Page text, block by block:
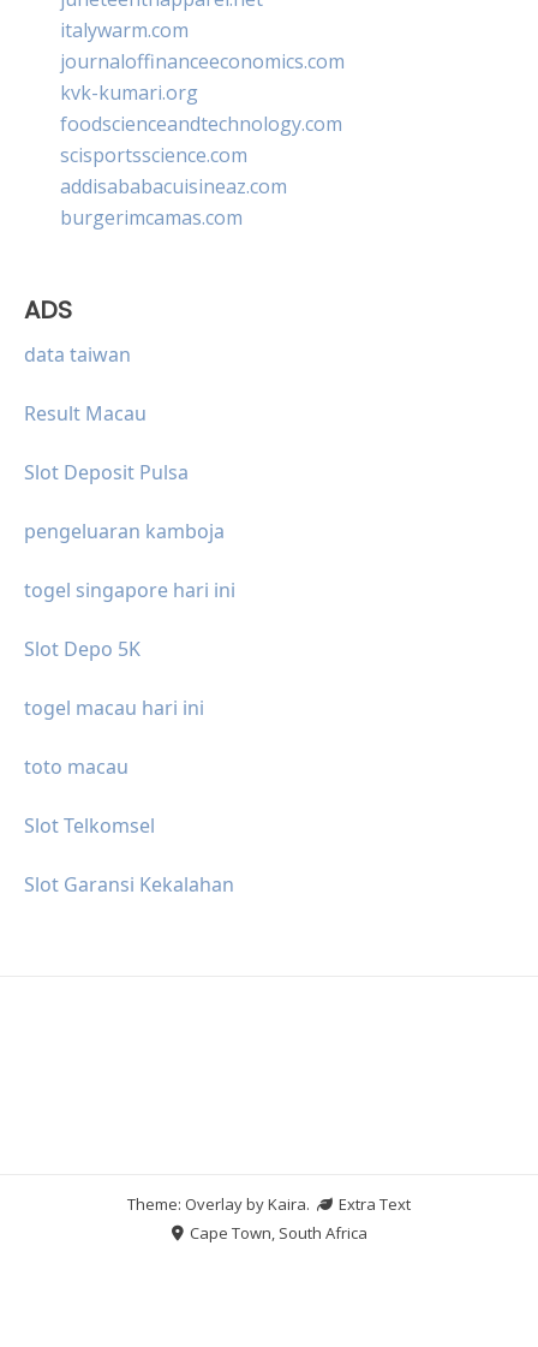
italywarm.com
journaloffinanceeconomics.com
kvk-kumari.org
foodscienceandtechnology.com
scisportsscience.com
addisababacuisineaz.com
burgerimcamas.com
ADS
data taiwan
Result Macau
Slot Deposit Pulsa
pengeluaran kamboja
togel singapore hari ini
Slot Depo 5K
togel macau hari ini
toto macau
Slot Telkomsel
Slot Garansi Kekalahan
Theme: Overlay byKaira.
Extra Text
Cape Town, South Africa